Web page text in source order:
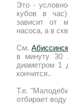
Это -
кубов в
зависит от
насоса, а в
См.
в минуту 30
диаметром 1
кончится..
Т.е.
отбирает